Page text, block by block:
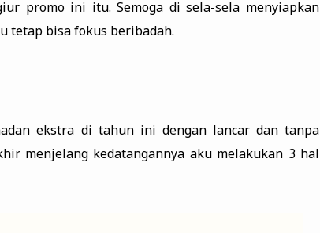
promo ini itu. Semoga di sela-sela menyiapkan
tetap bisa fokus beribadah.
ekstra di tahun ini dengan lancar dan tanpa
menjelang kedatangannya aku melakukan 3 hal